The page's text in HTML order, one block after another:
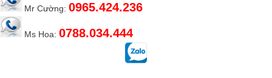
Mr Cường: 0965.424.236
Ms Hoa: 0788.034.444